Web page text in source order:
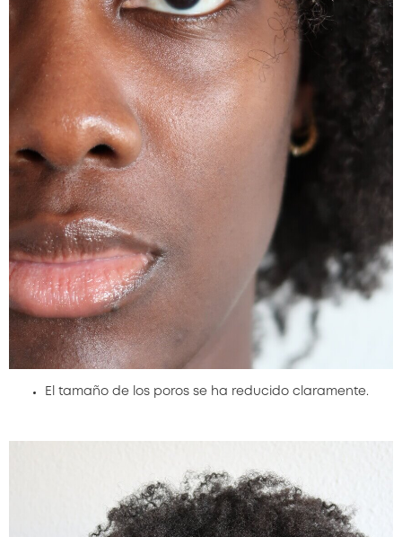
El tamaño de los poros se ha reducido claramente.